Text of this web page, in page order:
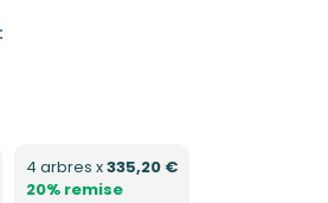
4 arbres x335,20 €
20% remise